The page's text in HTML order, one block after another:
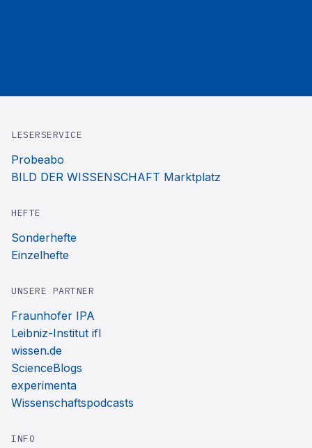
LESERSERVICE
Probeabo
BILD DER WISSENSCHAFT Marktplatz
HEFTE
Sonderhefte
Einzelhefte
UNSERE PARTNER
Fraunhofer IPA
Leibniz-Institut ifl
wissen.de
ScienceBlogs
experimenta
Wissenschaftspodcasts
INFO